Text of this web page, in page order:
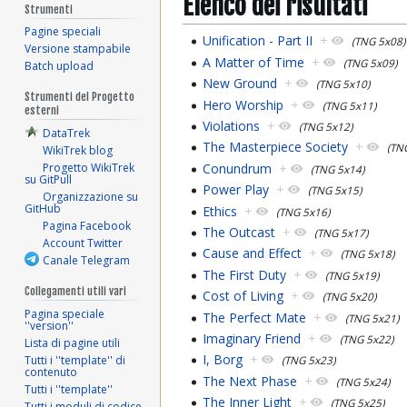
Unification - Part II + (TNG 5x08)
A Matter of Time + (TNG 5x09)
New Ground + (TNG 5x10)
Hero Worship + (TNG 5x11)
Violations + (TNG 5x12)
The Masterpiece Society +
Conundrum + (TNG 5x14)
Power Play + (TNG 5x15)
Ethics + (TNG 5x16)
The Outcast + (TNG 5x17)
Cause and Effect + (TNG 5x18)
The First Duty + (TNG 5x19)
Cost of Living + (TNG 5x20)
The Perfect Mate + (TNG 5x21)
Imaginary Friend + (TNG 5x22)
I, Borg + (TNG 5x23)
The Next Phase + (TNG 5x24)
The Inner Light + (TNG 5x25)
Strumenti
Pagine speciali
Versione stampabile
Batch upload
Strumenti del Progetto
esterni
DataTrek
WikiTrek blog
Progetto WikiTrek
su GitPull
Organizzazione su
GitHub
Pagina Facebook
Account Twitter
Canale Telegram
Collegamenti utili vari
Pagina speciale
''version''
Lista di pagine utili
Tutti i ''template'' di
contenuto
Tutti i ''template''